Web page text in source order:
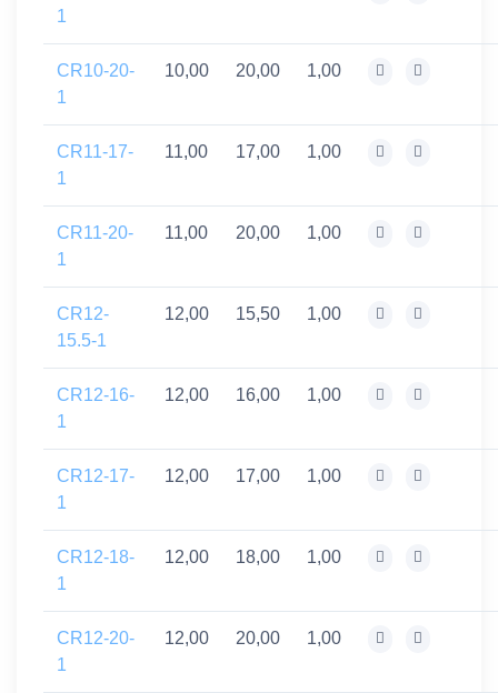
1
CR10-20-
1
10,00 20,00 1,00
CR11-17-
1
11,00 17,00 1,00
CR11-20-
1
11,00 20,00 1,00
CR12-
15.5-1
12,00 15,50 1,00
CR12-16-
1
12,00 16,00 1,00
CR12-17-
1
12,00 17,00 1,00
CR12-18-
1
12,00 18,00 1,00
CR12-20-
1
12,00 20,00 1,00